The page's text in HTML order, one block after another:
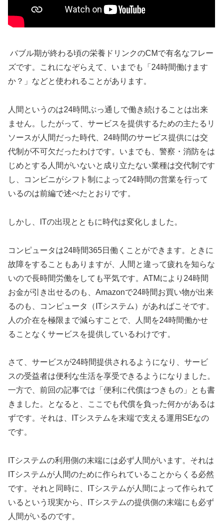
バブル期が終わる頃の栄養ドリンクのCMで有名なフレー
ズです。これになぞらえて、いまでも「24時間働けます
か？」などと使われることがあります。
人間というのは24時間ぶっ通しで働き続けることは出来
ません。したがって、サービスを提供するための主たるリ
ソースが人間だった時代、24時間のサービス提供には交
代制が不可欠だったわけです。いまでも、警察・消防をは
じめとする人間がいないと成り立たない業種は交代制です
し、コンビニがシフト制によって24時間の営業を行って
いるのは前編で述べたとおりです。
しかし、ITの出現とともに時代は変化しました。
コンピュータは24時間365日働くことができます。ときに
故障をすることもありますが、人間と違って疲れを知らな
いので長時間労働をしても平気です。ATMにより24時間
お金が引き出せるのも、Amazonで24時間お買い物が出来
るのも、コンピュータ（ITシステム）があればこそです。
人の介在を極限まで減らすことで、人間を24時間働かせ
ることなくサービスを提供しているわけです。
さて、サービスが24時間提供されるようになり、サービ
スの受益者は便利な生活を享受できるようになりました。
一方で、前回の記事では「便利に代償はつきもの」とも書
きました。となると、ここでも代償を負った何かがあるは
ずです。それは、ITシステムを末端で支える運用SEなの
です。
ITシステムの利用側の末端には必ず人間がいます。それは
ITシステムが人間のために作られていることからくる必然
です。それと同時に、ITシステムが人間によって作られて
いるという現実から、ITシステムの提供側の末端にも必ず
人間がいるのです。